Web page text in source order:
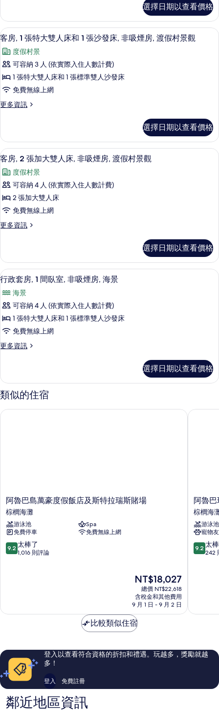
Suite
的
所
有
相
片
Bed,
Oceanfront
View,
Lounge
Access,
Suite
的
情
選擇日期以查看價格
顯
示
客
房,
1
張
特
雙
人
床
和
1
張
沙
發
吸
煙
房,
渡
假
村
景
觀
有
相
片
高級寢具、迷你吧、客房內保險箱、書
4
客房, 1 張特大雙人床和 1 張沙發床, 非吸煙房, 渡假村景觀
度假村景
可容納 3 人 (依實際入住人數計費)
1 張特大雙人床和 1 張標準雙人沙發床
免費無線上網
更多資訊
更
1
張
特
雙
人
和
沙
吸
煙
房,
渡
假
村
景
的
詳
情
選擇日期以查看價格
顯
示
客
房,
2
張
加
雙
人
床,
非
吸
煙
房,
渡
景
觀
的
高級寢具、迷你吧、客房內保險箱、書
3
客房, 2 張加大雙人床, 非吸煙房, 渡假村景觀
度假村景
可容納 4 人 (依實際入住人數計費)
2 張加大雙人床
免費無線上網
更多資訊
更
2
張
加
大
雙
人
非
吸
房,
景
觀
的
詳
選擇日期以查看價格
顯
示
行
政
套
房,
1
臥
室,
非
吸
有
相
片
高級寢具、迷你吧、客房內保險箱、書
3
行政套房, 1 間臥室, 非吸煙房, 海景
海景
可容納 4 人 (依實際入住人數計費)
1 張特大雙人床和 1 張標準雙人沙發床
免費無線上網
更多資訊
更
套
房,
1
臥
情
選擇日期以查看價格
類似的住宿
阿
魯
巴
島
萬
豪
度
拉
場
棕
海
阿魯巴島萬豪度假飯店及斯特拉瑞斯賭場
棕櫚海灘
游泳池
Spa
免費停車
免費無線上網
9.2
分，
了，
論
9.2 太棒了
1,016 則評論
現
價
格
為
NT$18,027
NT$18,027
總價 NT$22,618
含稅金和其他費用
9 月 1 日 - 9 月 2 日
阿魯巴島萬豪度假飯店及斯特拉瑞斯賭場
阿
魯
巴
瑞
吉
度
假
阿魯
棕櫚海
游泳池
寵物
9.2
分，
了，
論
9.2 太
242
阿魯巴
比較類似住宿
登入以查看符合資格的折扣和禮遇。玩越多，獎勵就越
多！
登入 免費註冊
鄰近地區資訊